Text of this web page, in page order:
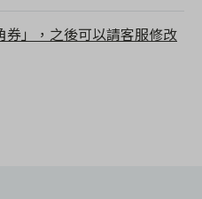
券」，之後可以請客服修改